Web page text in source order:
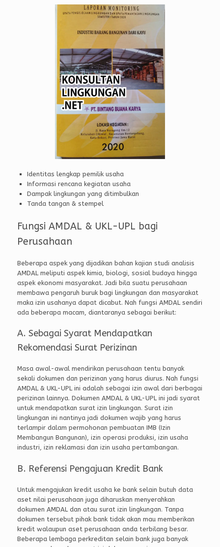
Identitas lengkap pemilik usaha
Informasi rencana kegiatan usaha
Dampak lingkungan yang ditimbulkan
Tanda tangan & stempel
Fungsi AMDAL & UKL-UPL bagi
Perusahaan
Beberapa aspek yang dijadikan bahan kajian studi analisis
AMDAL meliputi aspek kimia, biologi, sosial budaya hingga
aspek ekonomi masyarakat. Jadi bila suatu perusahaan
membawa pengaruh buruk bagi lingkungan dan masyarakat
maka izin usahanya dapat dicabut. Nah fungsi AMDAL sendiri
ada beberapa macam, diantaranya sebagai berikut:
A. Sebagai Syarat Mendapatkan
Rekomendasi Surat Perizinan
Masa awal-awal mendirikan perusahaan tentu banyak
sekali dokumen dan perizinan yang harus diurus. Nah fungsi
AMDAL & UKL-UPL ini adalah sebagai izin awal dari berbagai
perizinan lainnya. Dokumen AMDAL & UKL-UPL ini jadi syarat
untuk mendapatkan surat izin lingkungan. Surat izin
lingkungan ini nantinya jadi dokumen wajib yang harus
terlampir dalam permohonan pembuatan IMB (Izin
Membangun Bangunan), izin operasi produksi, izin usaha
industri, izin reklamasi dan izin usaha pertambangan.
B. Referensi Pengajuan Kredit Bank
Untuk mengajukan kredit usaha ke bank selain butuh data
aset nilai perusahaan juga diharuskan menyerahkan
dokumen AMDAL dan atau surat izin lingkungan. Tanpa
dokumen tersebut pihak bank tidak akan mau memberikan
kredit walaupun aset perusahaan anda terbilang besar.
Beberapa lembaga perkreditan selain bank juga banyak